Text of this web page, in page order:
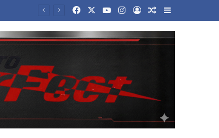
FacebookYouTubeInstagram
Log InRandom Article
Sidebar